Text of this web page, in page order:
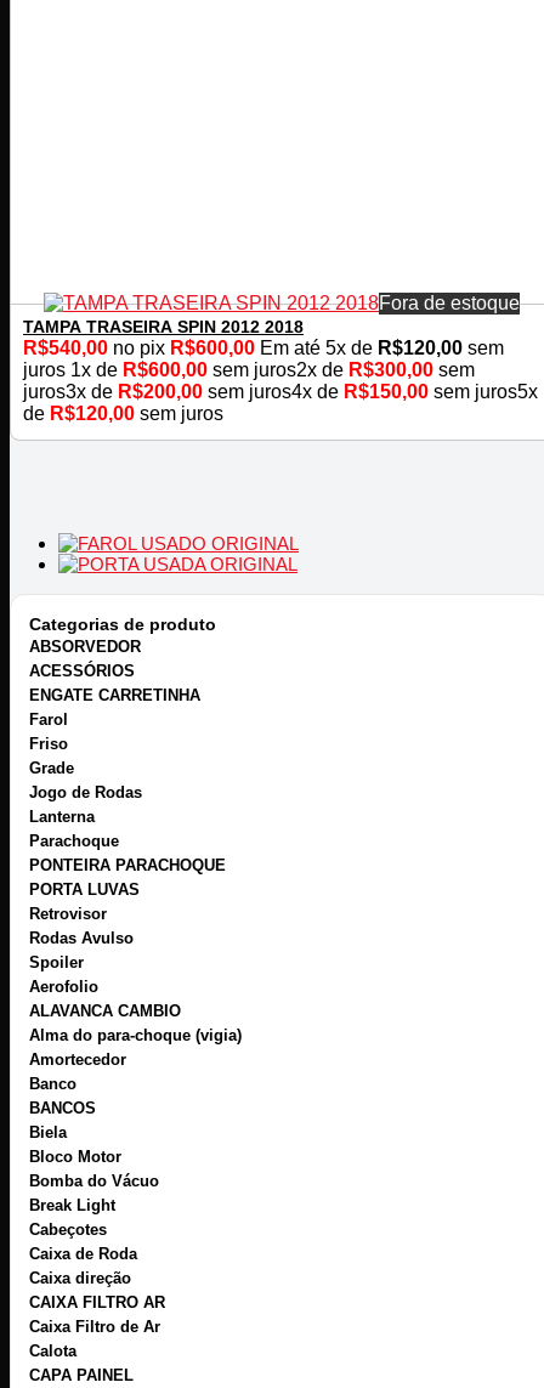
Fora de estoque
TAMPA TRASEIRA SPIN 2012 2018
R$540,00 no pix R$600,00 Em até 5x de R$120,00 sem
juros 1x de R$600,00 sem juros2x de R$300,00 sem
juros3x de R$200,00 sem juros4x de R$150,00 sem juros5x
de R$120,00 sem juros
Categorias de produto
ABSORVEDOR
ACESSÓRIOS
ENGATE CARRETINHA
Farol
Friso
Grade
Jogo de Rodas
Lanterna
Parachoque
PONTEIRA PARACHOQUE
PORTA LUVAS
Retrovisor
Rodas Avulso
Spoiler
Aerofolio
ALAVANCA CAMBIO
Alma do para-choque (vigia)
Amortecedor
Banco
BANCOS
Biela
Bloco Motor
Bomba do Vácuo
Break Light
Cabeçotes
Caixa de Roda
Caixa direção
CAIXA FILTRO AR
Caixa Filtro de Ar
Calota
CAPA PAINEL